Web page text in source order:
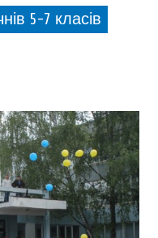
5-7 класів